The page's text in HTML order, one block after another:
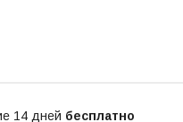
14 дней бесплатно